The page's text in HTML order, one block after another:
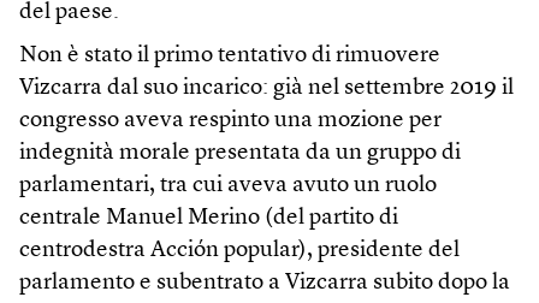
del paese.
Non è stato il primo tentativo di rimuovere
Vizcarra dal suo incarico: già nel settembre 2019 il
congresso aveva respinto una mozione per
indegnità morale presentata da un gruppo di
parlamentari, tra cui aveva avuto un ruolo
centrale Manuel Merino (del partito di
centrodestra Acción popular), presidente del
parlamento e subentrato a Vizcarra subito dopo la